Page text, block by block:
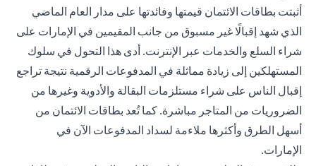
أثبتت بطاقات الائتمان قيمتها وفائدتها على مدار العام الماضي
الذي شهد إقبالًا غير مسبوق من جانب المقيمين في الإمارات على
شراء السلع والخدمات عبر الإنترنت. أدى هذا التحول في سلوك
المستهلكين إلى زيادة مماثلة في المدفوعات الرقمية نتيجة تراجع
إقبال الناس على شراء مستلزمات البقالة والأدوية وغيرها من
الضروريات من المتاجر مباشرة. كما تُعد بطاقات الائتمان من
أسهل الطرق وأكثرها ملاءمة لسداد المدفوعات الآن في
الإمارات.